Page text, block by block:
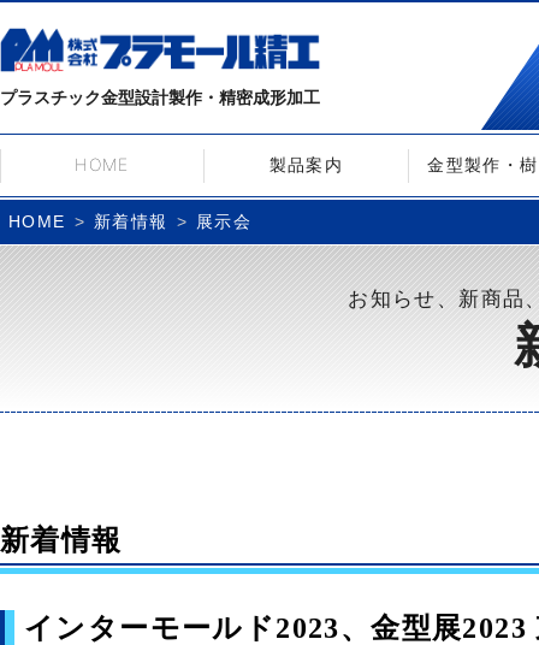
プラスチック金型設計製作・精密成形加工
HOME 製品案内 金型製作・
HOME 新着情報 展示会
お知らせ、新商品
新着情報
インターモールド2023、金型展